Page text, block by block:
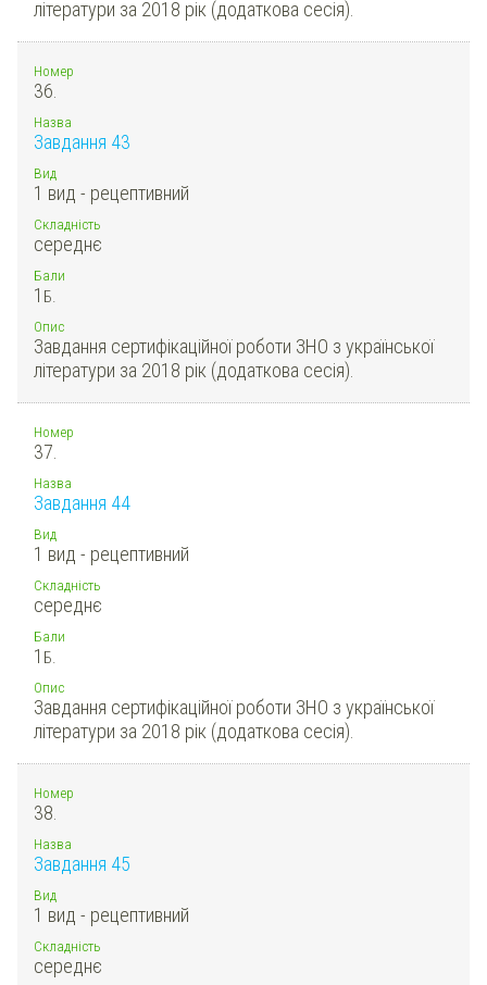
літератури за 2018 рік (додаткова сесія).
Номер
36.
Назва
Завдання 43
Вид
1 вид - рецептивний
Складність
середнє
Бали
1 Б.
Опис
Завдання сертифікаційної роботи ЗНО з української
літератури за 2018 рік (додаткова сесія).
Номер
37.
Назва
Завдання 44
Вид
1 вид - рецептивний
Складність
середнє
Бали
1 Б.
Опис
Завдання сертифікаційної роботи ЗНО з української
літератури за 2018 рік (додаткова сесія).
Номер
38.
Назва
Завдання 45
Вид
1 вид - рецептивний
Складність
середнє